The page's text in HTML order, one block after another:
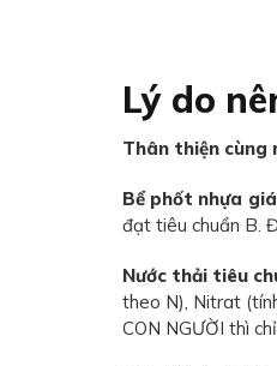
Lý do
Thân thiện cùng
Bể phốt nhựa
đạt tiêu chuẩn B.
Nước thải tiêu
theo N), Nitrat
CON NGƯỜI thì